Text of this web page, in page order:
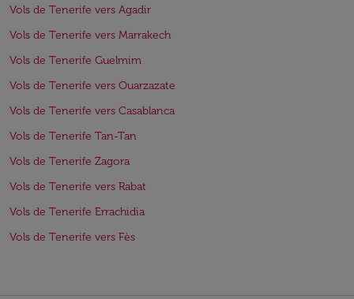
Vols de Tenerife vers Agadir
Vols de Tenerife vers Marrakech
Vols de Tenerife Guelmim
Vols de Tenerife vers Ouarzazate
Vols de Tenerife vers Casablanca
Vols de Tenerife Tan-Tan
Vols de Tenerife Zagora
Vols de Tenerife vers Rabat
Vols de Tenerife Errachidia
Vols de Tenerife vers Fès